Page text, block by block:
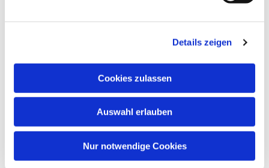
Details zeigen
Cookies zulassen
Auswahl erlauben
Nur notwendige Cookies